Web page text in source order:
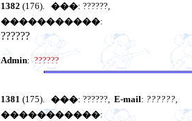
1382 (176). ���: ??????,
�����������:
??????
Admin:??????
1381 (175). ���: ??????, E-mail: ??????,
�����������: